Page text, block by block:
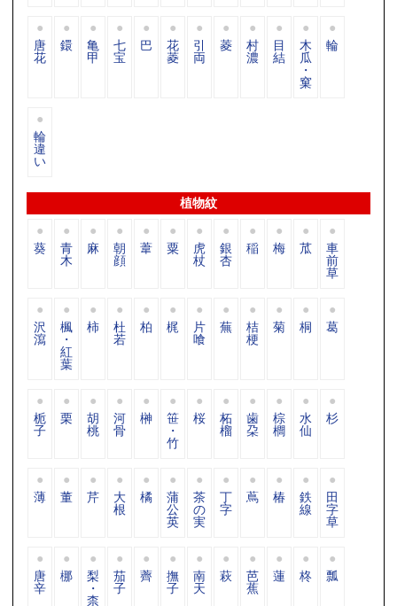
唐
花
鐶 亀
甲
七
宝
巴 花
菱
引
両
菱 村
濃
目
結
木
瓜
・
窠
輪
輪
違
い
植物紋
葵 青
木
麻 朝
顔
葦 粟 虎
杖
銀
杏
稲 梅 苽 車
前
草
沢
瀉
楓
・
紅
葉
柿 杜
若
柏 梶 片
喰
蕪 桔
梗
菊 桐 葛
栀
子
栗 胡
桃
河
骨
榊 笹
・
竹
桜 柘
榴
歯
朶
棕
櫚
水
仙
杉
薄 董 芹 大
根
橘 蒲
公
英
茶
の
実
丁
字
蔦 椿 鉄
線
田
字
草
唐
辛
梛 梨
・
柰
茄
子
薺 撫
子
南
天
萩 芭
蕉
蓮 柊 瓢